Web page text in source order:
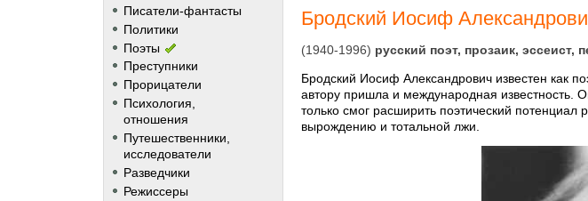
Писатели-фантасты
Политики
Поэты
Преступники
Прорицатели
Психология,
отношения
Путешественники,
исследователи
Разведчики
Режиссеры
Бродский Иосиф
(1940-1996) русский поэт, прозаик, эссеист,
Бродский Иосиф Александрович известен как
автору пришла и международная
только смог расширить поэтический
вырождению и тотальной лжи.